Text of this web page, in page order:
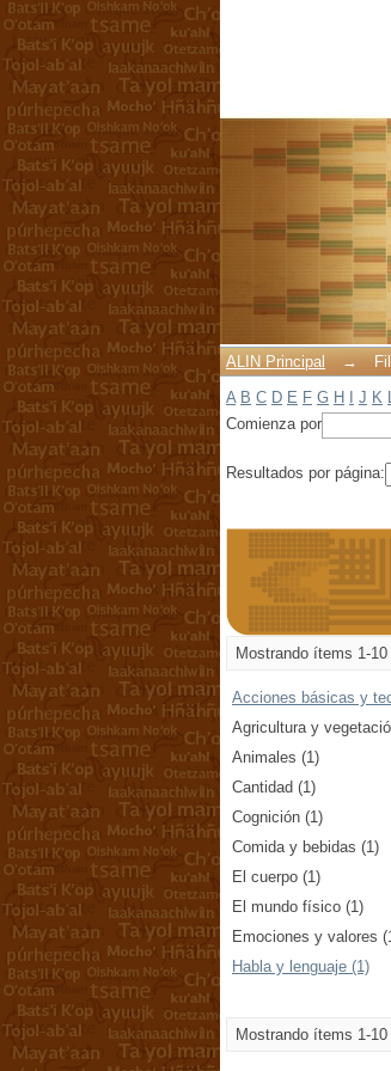
ALIN Principal →
A B C D E F G H J K
Comienza por
Resultados por página:
Mostrando ítems 1-10
Acciones básicas y
Agricultura y
Animales (1)
Cantidad (1)
Cognición (1)
Comida y bebidas (1)
El cuerpo (1)
El mundo físico (1)
Emociones y valores
Habla y lenguaje (1)
Mostrando ítems 1-10